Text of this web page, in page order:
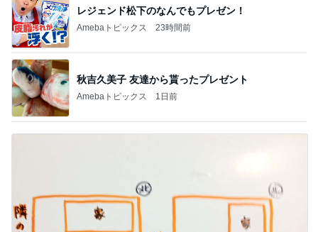
レジェンド松下のなんでもプレゼン！
Amebaトピックス 23時間前
秋吉久美子 友達から貰ったプレゼント
Amebaトピックス 1日前